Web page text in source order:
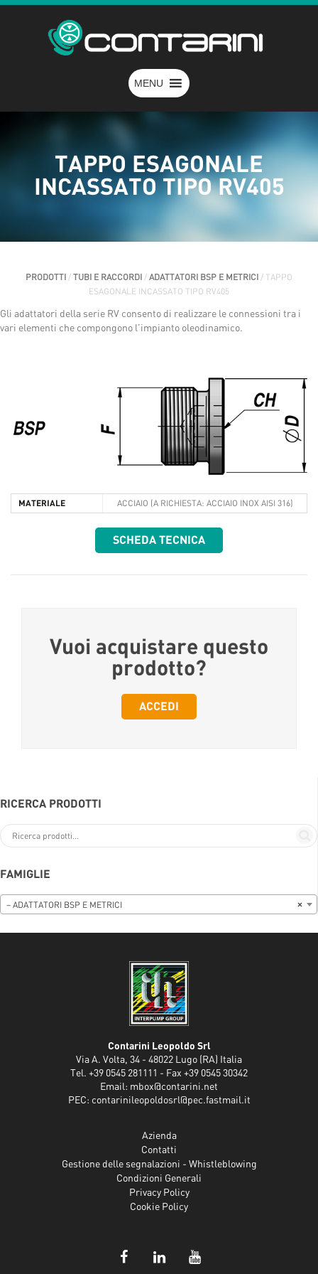
MENU
TAPPO ESAGONALE
INCASSATO TIPO RV405
PRODOTTI / TUBI E RACCORDI / ADATTATORI BSP E METRICI / TAPPO
ESAGONALE INCASSATO TIPO RV405
Gli adattatori della serie RV consento di realizzare le connessioni tra i
vari elementi che compongono l’impianto oleodinamico.
MATERIALE ACCIAIO (A RICHIESTA: ACCIAIO INOX AISI 316)
SCHEDA TECNICA
Vuoi acquistare questo
prodotto?
ACCEDI
RICERCA PRODOTTI
FAMIGLIE
×
– ADATTATORI BSP E METRICI
Contarini Leopoldo Srl
Via A. Volta, 34 - 48022 Lugo (RA) Italia
Tel. +39 0545 281111 - Fax +39 0545 30342
Email: mbox@contarini.net
PEC: contarinileopoldosrl@pec.fastmail.it
Azienda
Contatti
Gestione delle segnalazioni - Whistleblowing
Condizioni Generali
Privacy Policy
Cookie Policy